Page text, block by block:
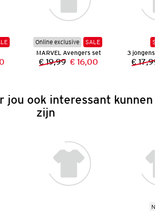
prijs:
Online exclusive
SALE
MARVEL Avengers set
Vorige prijs:
€ 19,99 Nieuwe prijs:
€ 16,00
3
€ 17,99
jou ook interessant kunnen
zijn